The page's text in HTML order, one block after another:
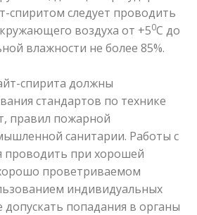
спиритом следует проводить
воздуха от +50С до
влажности не более 85%.
спирита должны
стандартов по технике
правил пожарной
санитарии. Работы с
проводить при хорошей
проветриваемом
индивидуальных
попадания в органы